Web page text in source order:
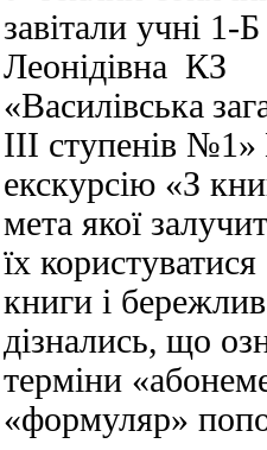
завітали учні 1-Б
Леонідівна КЗ
«Василівська
ІІІ ступенів №1»
екскурсію «З
мета якої
їх користуватися
книги і
дізнались, що
терміни
«формуляр»